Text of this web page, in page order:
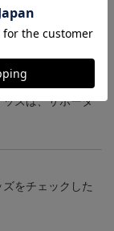
）
ズは、サポータ
をチェックした